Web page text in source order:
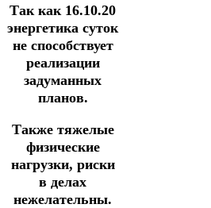
Так как 16.10.20
энергетика суток
не способствует
реализации
задуманных
планов.
Также тяжелые
физические
нагрузки, риски
в делах
нежелательны.